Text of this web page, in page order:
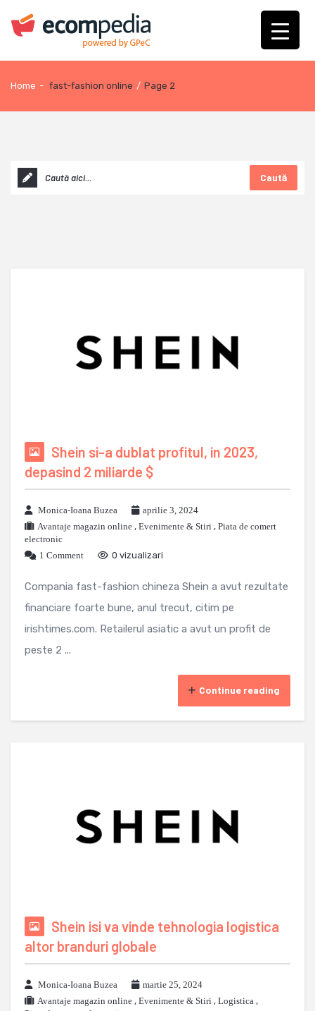
Home - fast-fashion online / Page 2
Caută
Shein si-a dublat profitul, in 2023,
depasind 2 miliarde $
Monica-Ioana Buzea
aprilie 3, 2024
Avantaje magazin online , Evenimente & Stiri , Piata de comert
electronic
1 Comment
0 vizualizari
Compania fast-fashion chineza Shein a avut rezultate
financiare foarte bune, anul trecut, citim pe
irishtimes.com. Retailerul asiatic a avut un profit de
peste 2 ...
Continue reading
Shein isi va vinde tehnologia logistica
altor branduri globale
Monica-Ioana Buzea
martie 25, 2024
Avantaje magazin online , Evenimente & Stiri , Logistica ,